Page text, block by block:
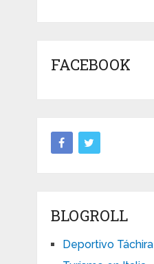
FACEBOOK
BLOGROLL
Deportivo Táchira